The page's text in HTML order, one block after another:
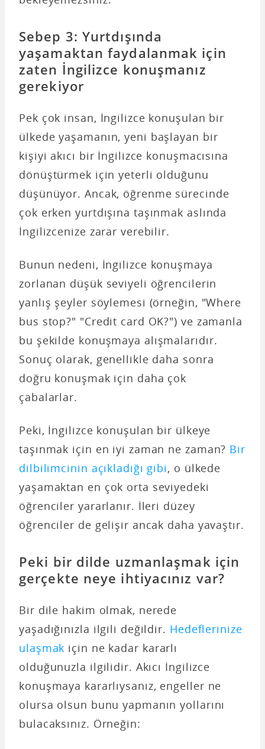
Sebep 3: Yurtdışında
yaşamaktan faydalanmak için
zaten İngilizce konuşmanız
gerekiyor
Pek çok insan, İngilizce konuşulan bir
ülkede yaşamanın, yeni başlayan bir
kişiyi akıcı bir İngilizce konuşmacısına
dönüştürmek için yeterli olduğunu
düşünüyor. Ancak, öğrenme sürecinde
çok erken yurtdışına taşınmak aslında
İngilizcenize zarar verebilir.
Bunun nedeni, İngilizce konuşmaya
zorlanan düşük seviyeli öğrencilerin
yanlış şeyler söylemesi (örneğin, "Where
bus stop?" "Credit card OK?") ve zamanla
bu şekilde konuşmaya alışmalarıdır.
Sonuç olarak, genellikle daha sonra
doğru konuşmak için daha çok
çabalarlar.
Peki, İngilizce konuşulan bir ülkeye
taşınmak için en iyi zaman ne zaman? Bir
dilbilimcinin açıkladığı gibi, o ülkede
yaşamaktan en çok orta seviyedeki
öğrenciler yararlanır. İleri düzey
öğrenciler de gelişir ancak daha yavaştır.
Peki bir dilde uzmanlaşmak için
gerçekte neye ihtiyacınız var?
Bir dile hakim olmak, nerede
yaşadığınızla ilgili değildir. Hedeflerinize
ulaşmak için ne kadar kararlı
olduğunuzla ilgilidir. Akıcı İngilizce
konuşmaya kararlıysanız, engeller ne
olursa olsun bunu yapmanın yollarını
bulacaksınız. Örneğin: